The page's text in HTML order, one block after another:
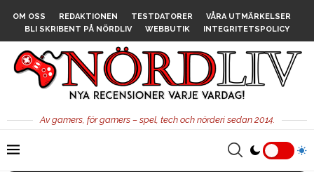
OM OSS REDAKTIONEN TESTDATORER
VÅRA UTMÄRKELSER
BLI SKRIBENT PÅ NÖRDLIV
WEBBUTIK INTEGRITETSPOLICY
Av gamers, för gamers – spel, tech och nörderi sedan 2014.